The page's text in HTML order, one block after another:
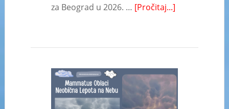
za Beograd u 2026. … [Pročitaj...]